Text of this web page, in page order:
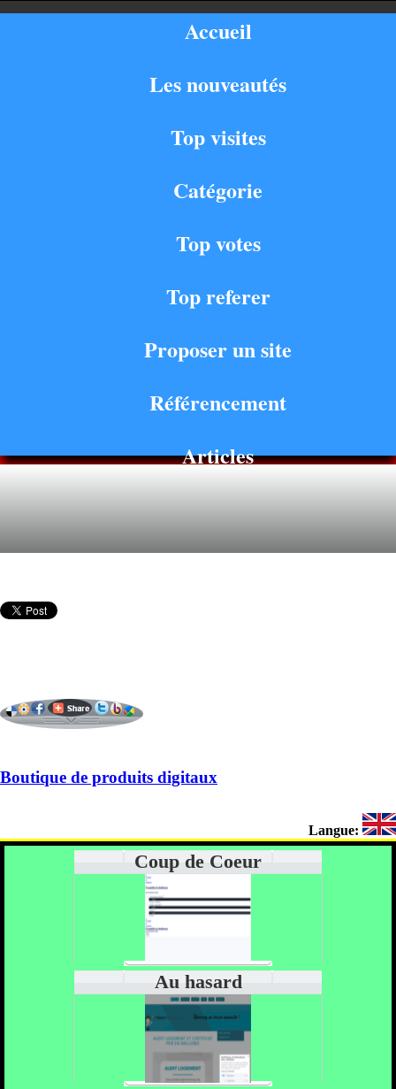
Accueil
Les nouveautés
Top visites
Catégorie
Top votes
Top referer
Proposer un site
Référencement
Articles
Boutique de produits digitaux
Langue:
Coup de Coeur
Au hasard